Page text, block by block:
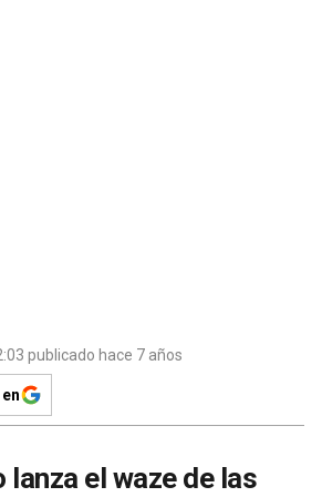
publicado hace 7 años
el waze de las